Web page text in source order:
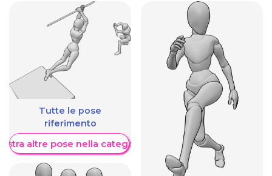
Tutte le pose
riferimento
altre pose nella categoria